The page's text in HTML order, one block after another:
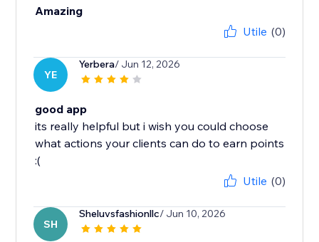
Amazing
Utile (0)
YE
Yerbera/ Jun 12, 2026
good app
its really helpful but i wish you could choose
what actions your clients can do to earn points
:(
Utile (0)
SH
Sheluvsfashionllc/ Jun 10, 2026